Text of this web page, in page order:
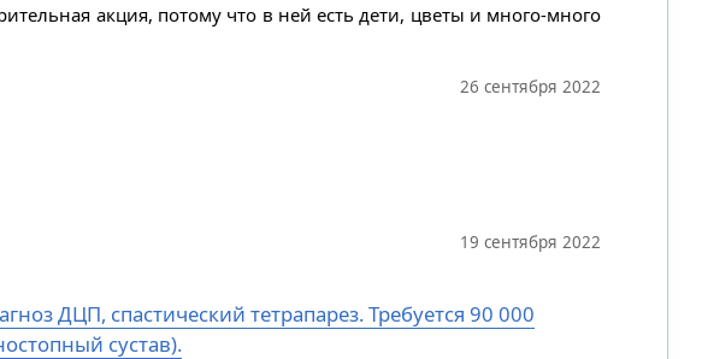
акция, потому что в ней есть дети, цветы и много-много
26 сентября 2022
19 сентября 2022
ДЦП, спастический тетрапарез. Требуется 90 000
сустав).